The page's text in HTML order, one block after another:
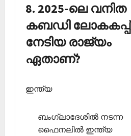
8. 2025-ലെ വനിത
കബഡി ലോകകപ്പ്
നേടിയ രാജ്യം
ഏതാണ്?
ഇന്ത്യ
ബംഗ്ലാദേശില്‍ നടന്ന
ഫൈനലില്‍ ഇന്ത്യ